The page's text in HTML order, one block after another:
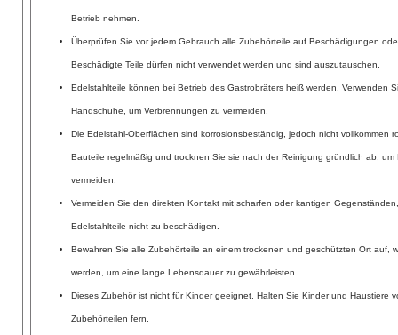
Betrieb nehmen.
Überprüfen Sie vor jedem Gebrauch alle Zubehörteile auf Beschädigungen
Beschädigte Teile dürfen nicht verwendet werden und sind auszutauschen.
Edelstahlteile können bei Betrieb des Gastrobräters heiß werden. Verwenden
Handschuhe, um Verbrennungen zu vermeiden.
Die Edelstahl-Oberflächen sind korrosionsbeständig, jedoch nicht vollkommen
Bauteile regelmäßig und trocknen Sie sie nach der Reinigung gründlich ab, um
vermeiden.
Vermeiden Sie den direkten Kontakt mit scharfen oder kantigen
Edelstahlteile nicht zu beschädigen.
Bewahren Sie alle Zubehörteile an einem trockenen und geschützten Ort auf,
werden, um eine lange Lebensdauer zu gewährleisten.
Dieses Zubehör ist nicht für Kinder geeignet. Halten Sie Kinder und Haustiere
Zubehörteilen fern.